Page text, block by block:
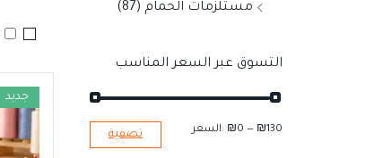
مستلزمات الحمام (87)
التسوق عبر السعر المناسب
تصفية السعر: ₪0 — ₪130
جديد